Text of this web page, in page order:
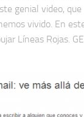
genial video, que
vivido. En
Líneas Rojas.